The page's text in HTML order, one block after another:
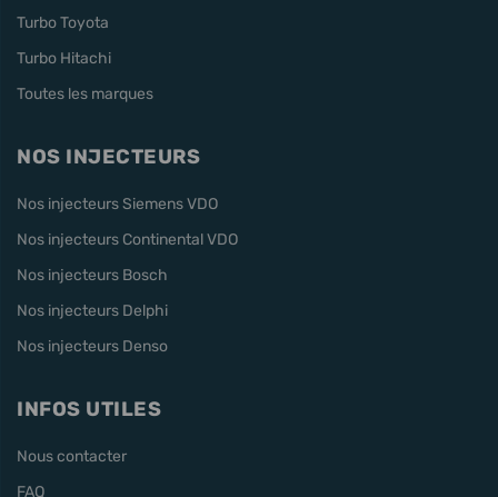
Turbo Toyota
Turbo Hitachi
Toutes les marques
NOS INJECTEURS
Nos injecteurs Siemens VDO
Nos injecteurs Continental VDO
Nos injecteurs Bosch
Nos injecteurs Delphi
Nos injecteurs Denso
INFOS UTILES
Nous contacter
FAQ